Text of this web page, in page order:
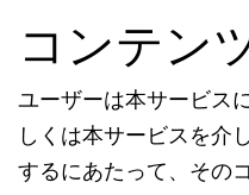
コンテン
ユーザーは本サービス
しくは本サービスを介
するにあたって、その